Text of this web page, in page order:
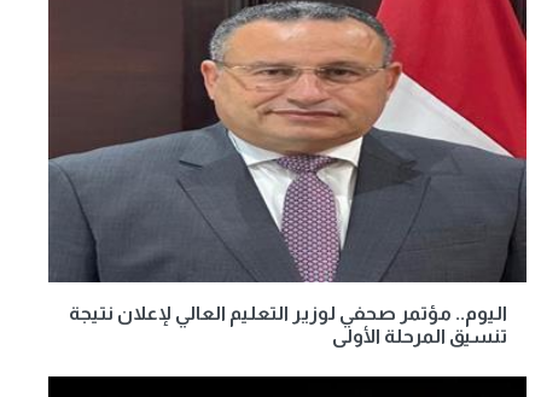
اليوم.. مؤتمر صحفي لوزير التعليم العالي لإعلان نتيجة
تنسيق المرحلة الأولى